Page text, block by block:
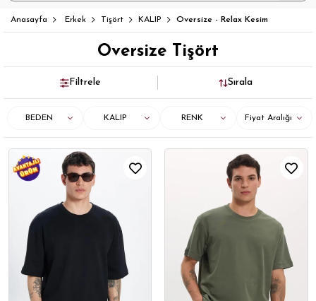
Anasayfa Erkek Tişört KALIP Oversize - Relax Kesim
Oversize Tişört
Filtrele Sırala
BEDEN KALIP RENK Fiyat Aralığı